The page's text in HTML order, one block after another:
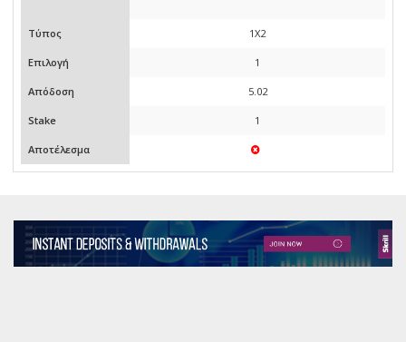
Τύπος 1X2
Επιλογή 1
Απόδοση 5.02
Stake 1
Αποτέλεσμα